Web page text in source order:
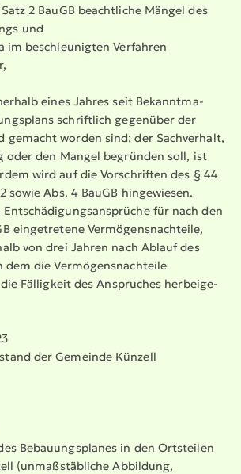
2 BauGB beachtliche Mängel des
und
im beschleunigten Verfahren
eines Jahres seit Bekannt­ma­
schriftlich gegenüber der
gemacht worden sind; der Sachverhalt,
oder den Mangel begründen soll, ist
wird auf die Vorschriften des § 44
sowie Abs. 4 BauGB hingewiesen.
Entschä­di­gungs­an­sprüche für nach den
einge­tretene Vermö­gens­nach­teile,
von drei Jahren nach Ablauf des
dem die Vermö­gens­nach­teile
Fälligkeit des Anspruches herbei­ge­
der Gemeinde Künzell
Bebau­ungs­planes in den Ortsteilen
(unmaß­stäb­liche Abbildung,